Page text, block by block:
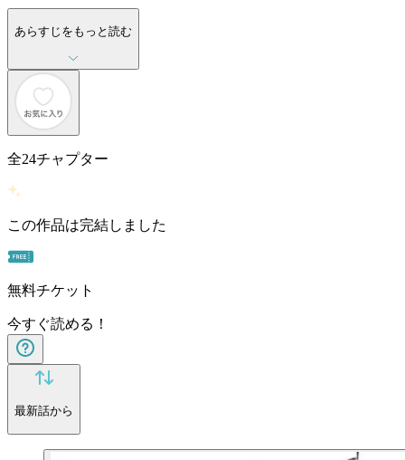
あらすじをもっと読む
全24チャプター
この作品は完結しました
無料チケット
今すぐ読める！
最新話から